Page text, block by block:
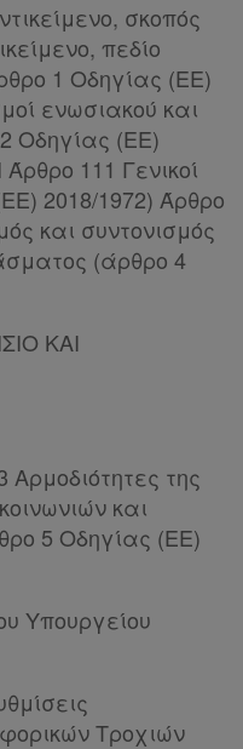
σκοπός
πεδίο
1 Οδηγίας (EE)
ενωσιακού και
Οδηγίας (EE)
111 Γενικοί
2018/1972) Άρθρο
και συντονισμός
(άρθρο 4
ΚΑΙ
της
και
5 Οδηγίας (EE)
Υπουργείου
Τροχιών